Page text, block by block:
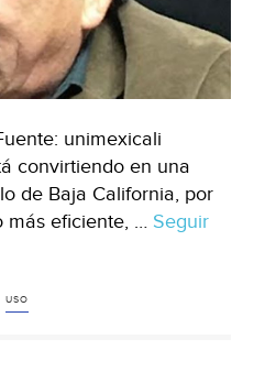
unimexicali
convirtiendo en una
de Baja California, por
más eficiente, … Seguir
USO